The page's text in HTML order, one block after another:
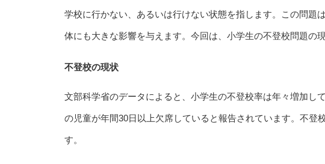
学校に行かない、あるいは行けない状態を指します。この問題
体にも大きな影響を与えます。今回は、小学生の不登校問題の
不登校の現状
文部科学省のデータによると、小学生の不登校率は年々増加し
の児童が年間30日以上欠席していると報告されています。不登
す。